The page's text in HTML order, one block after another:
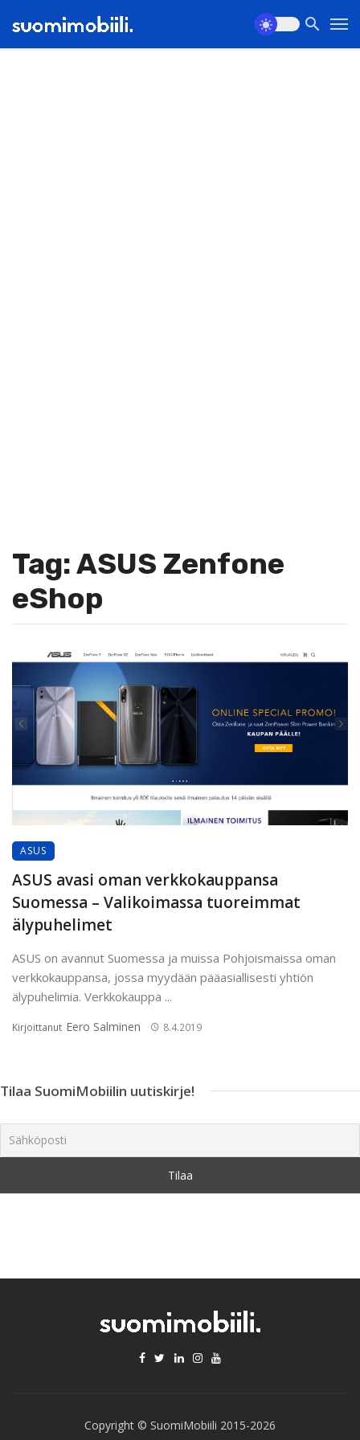
Tag: ASUS Zenfone
eShop
ASUS
ASUS avasi oman verkkokauppansa
Suomessa – Valikoimassa tuoreimmat
älypuhelimet
ASUS on avannut Suomessa ja muissa Pohjoismaissa oman
verkkokauppansa, jossa myydään pääasiallisesti yhtiön
älypuhelimia. Verkkokauppa ...
Kirjoittanut Eero Salminen 8.4.2019
Tilaa SuomiMobiilin uutiskirje!
Copyright © SuomiMobiili 2015-2026